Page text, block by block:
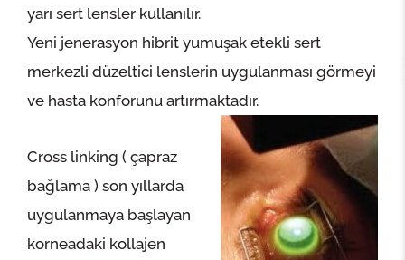
yarı sert lensler kullanılır.
Yeni jenerasyon hibrit yumuşak etekli sert
merkezli düzeltici lenslerin uygulanması görmeyi
ve hasta konforunu artırmaktadır.
Cross linking ( çapraz
bağlama ) son yıllarda
uygulanmaya başlayan
korneadaki kollajen